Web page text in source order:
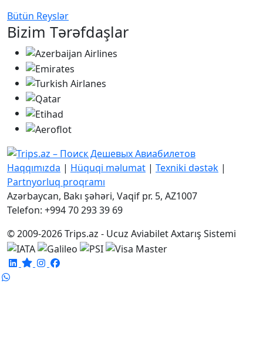
Bütün Reyslər
Bizim Tərəfdaşlar
Haqqımızda | Hüquqi məlumat | Texniki dəstək |
Partnyorluq proqramı
Azərbaycan, Bakı şəhəri, Vaqif pr. 5, AZ1007
Telefon: +994 70 293 39 69
© 2009-2026 Trips.az - Ucuz Aviabilet Axtarış Sistemi